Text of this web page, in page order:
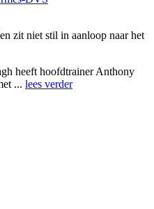
zit niet stil in aanloop naar het
heeft hoofdtrainer Anthony
... lees verder